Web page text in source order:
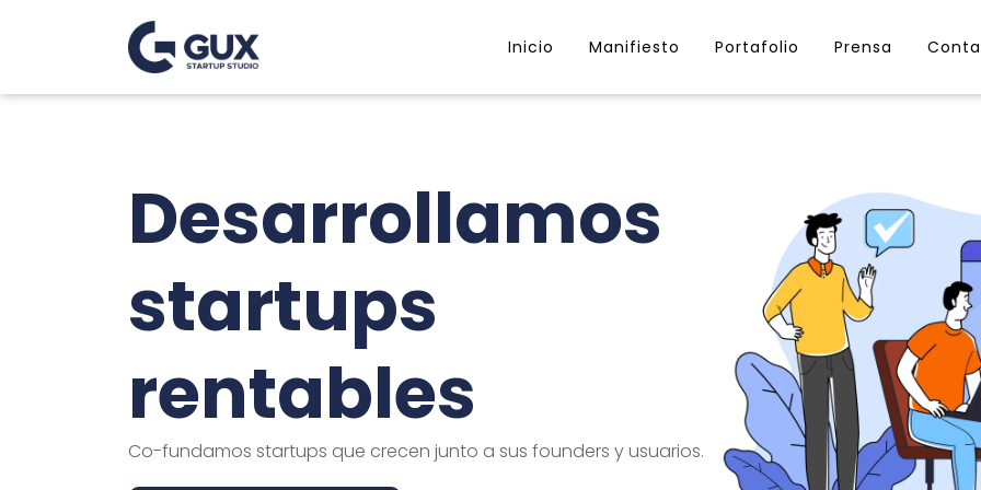
Inicio Manifiesto Portafolio Prensa
Desarrollamos
startups
rentables
Co-fundamos startups que crecen junto a sus founders y usuarios.